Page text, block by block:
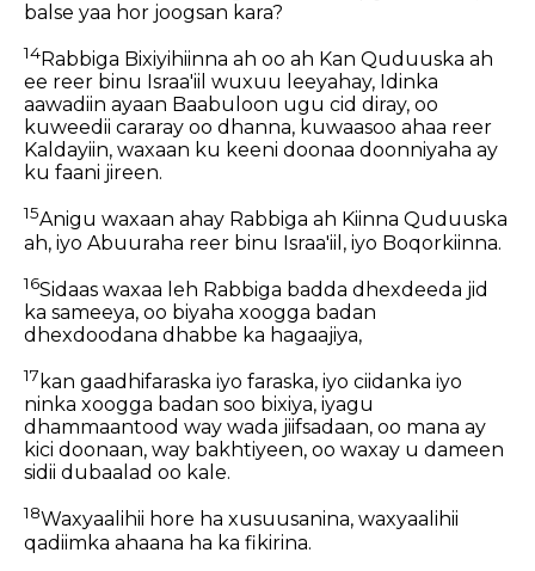
balse yaa hor joogsan kara?
14Rabbiga Bixiyihiinna ah oo ah Kan Quduuska ah
ee reer binu Israa'iil wuxuu leeyahay, Idinka
aawadiin ayaan Baabuloon ugu cid diray, oo
kuweedii cararay oo dhanna, kuwaasoo ahaa reer
Kaldayiin, waxaan ku keeni doonaa doonniyaha ay
ku faani jireen.
15Anigu waxaan ahay Rabbiga ah Kiinna Quduuska
ah, iyo Abuuraha reer binu Israa'iil, iyo Boqorkiinna.
16Sidaas waxaa leh Rabbiga badda dhexdeeda jid
ka sameeya, oo biyaha xoogga badan
dhexdoodana dhabbe ka hagaajiya,
17 kan gaadhifaraska iyo faraska, iyo ciidanka iyo
ninka xoogga badan soo bixiya, iyagu
dhammaantood way wada jiifsadaan, oo mana ay
kici doonaan, way bakhtiyeen, oo waxay u dameen
sidii dubaalad oo kale.
18Waxyaalihii hore ha xusuusanina, waxyaalihii
qadiimka ahaana ha ka fikirina.